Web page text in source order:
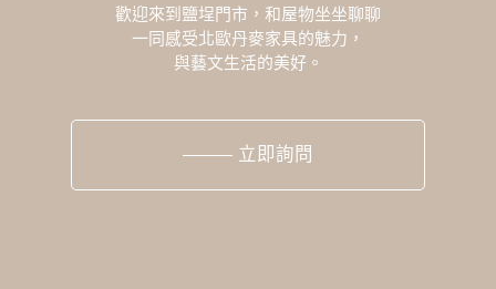
歡迎來到鹽埕門市，和屋物坐坐聊聊
一同感受北歐丹麥家具的魅力，
與藝文生活的美好。
立即詢問